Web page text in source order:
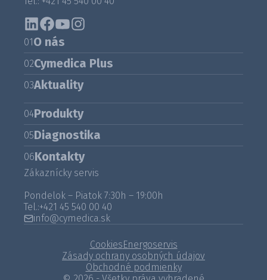
01O nás
02Cymedica Plus
03Aktuality
04Produkty
05Diagnostika
06Kontakty
Zákaznícky servis
Pondelok – Piatok 7:30h – 19:00h
Tel.:+421 45 540 00 40
info@cymedica.sk
CookiesEnergoservis
Zásady ochrany osobných údajov
Obchodné podmienky